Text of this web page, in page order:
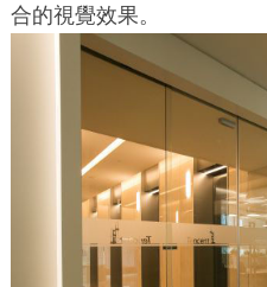
合的視覺效果。